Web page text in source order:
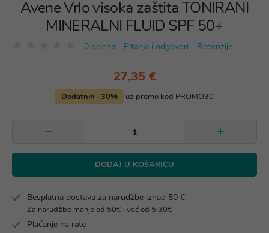
Avene Vrlo visoka zaštita TONIRANI
MINERALNI FLUID SPF 50+
0 ocjena Pitanja i odgovori Recenzije
27,35 €
Dodatnih -30% uz promo kod PROMO30
DODAJ U KOŠARICU
Besplatna dostava za narudžbe iznad 50 €
Za narudžbe manje od 50€ : već od 5,30€
Plaćanje na rate